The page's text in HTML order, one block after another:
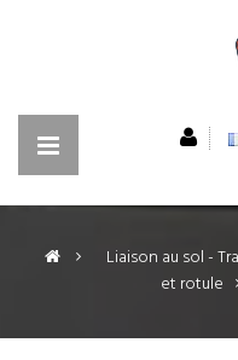
> Liaison au sol -
et rotule